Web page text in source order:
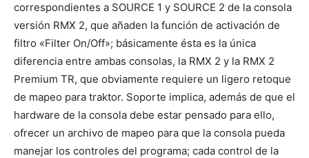
correspondientes a SOURCE 1 y SOURCE 2 de la consola
versión RMX 2, que añaden la función de activación de
filtro «Filter On/Off»; básicamente ésta es la única
diferencia entre ambas consolas, la RMX 2 y la RMX 2
Premium TR, que obviamente requiere un ligero retoque
de mapeo para traktor. Soporte implica, además de que el
hardware de la consola debe estar pensado para ello,
ofrecer un archivo de mapeo para que la consola pueda
manejar los controles del programa; cada control de la